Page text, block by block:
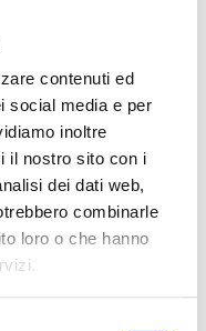
contenuti ed
social media e per
inoltre
il nostro sito con i
dei dati web,
combinarle
loro o che hanno
CAP ove avevamo
a causa
è stato ristabilito il